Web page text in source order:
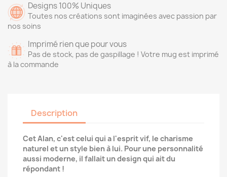
Designs 100% Uniques
Toutes nos créations sont imaginées avec passion par
nos soins
Imprimé rien que pour vous
Pas de stock, pas de gaspillage ! Votre mug est imprimé
à la commande
Description
Cet Alan, c'est celui qui a l'esprit vif, le charisme
naturel et un style bien à lui. Pour une personnalité
aussi moderne, il fallait un design qui ait du
répondant !